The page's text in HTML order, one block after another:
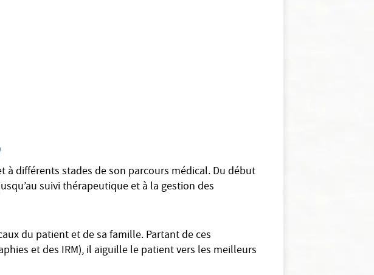
différents stades de son parcours médical. Du début
suivi thérapeutique et à la gestion des
du patient et de sa famille. Partant de ces
et des IRM), il aiguille le patient vers les meilleurs